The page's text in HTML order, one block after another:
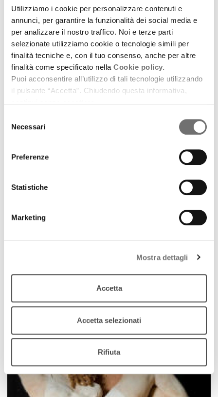
Utilizziamo i cookie per personalizzare contenuti e
annunci, per garantire la funzionalità dei social media e
per analizzare il nostro traffico. Noi e terze parti
selezionate utilizziamo cookie o tecnologie simili per
finalità tecniche e, con il tuo consenso, anche per altre
finalità come specificato nella Cookie policy.
Puoi acconsentire all’utilizzo di tali tecnologie utilizzando
il pulsante “Accetta”. Chiudendo questa informativa,
delNecessari
Preferenze
Statistiche
Marketing
Mostra dettagli
Accetta
Accetta selezionati
Rifiuta
Mostre
9 dicembre 2011